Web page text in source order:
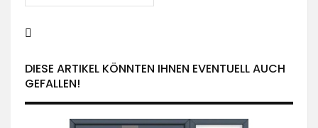
DIESE ARTIKEL KÖNNTEN IHNEN EVENTUELL AUCH
GEFALLEN!